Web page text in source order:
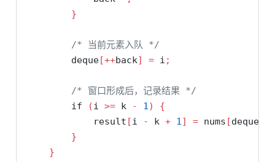
}
/* 当前元素入队 */
        deque
[++back] = i ;
/* 窗口形成后，记录结果 */
if
(i >= k - 1)
{
            result
[i - k + 1] = nums [deque
}
}